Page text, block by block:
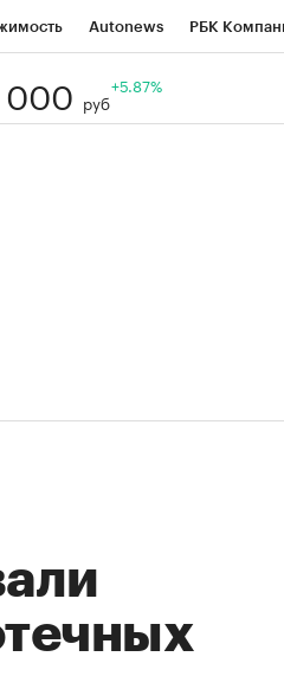
Autonews РБК
Визионеры
000 руб
+5.87%